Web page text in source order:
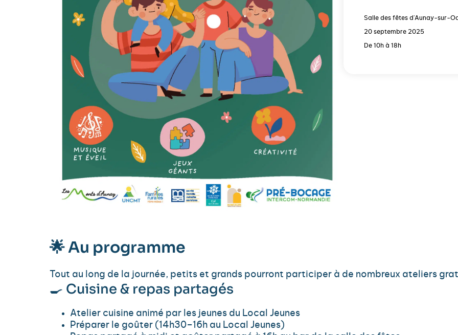
Salle des fêtes d'Aunay-sur-
20 septembre 2025
De 10h à 18h
🌟 Au programme
Tout au long de la journée, petits et grands pourront participer à de nombreux ateliers
🍳 Cuisine & repas partagés
Atelier cuisine animé par les jeunes du Local Jeunes
Préparer le goûter (14h30–16h au Local Jeunes)